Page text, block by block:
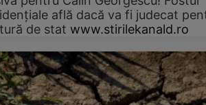
află dacă va fi judecat
de stat www.stirilekanald.ro